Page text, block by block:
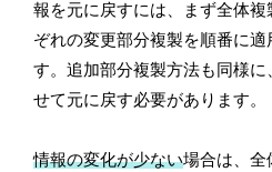
報を元に戻すには、まず全体
ぞれの変更部分複製を順番に
す。追加部分複製方法も同様
せて元に戻す必要があります。
情報の変化が少ない場合は、全